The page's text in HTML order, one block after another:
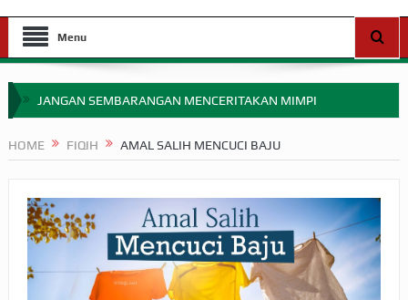
Menu
JANGAN SEMBARANGAN MENCERITAKAN MIMPI
APA HUKUM MEMPERCEPAT PEMBAYARAN ZAKAT
SEBELUM TIBA SAAT WAJIB?
HAKIKAT NIKMAT DI DUNIA!
HOME FIQIH AMAL SALIH MENCUCI BAJU